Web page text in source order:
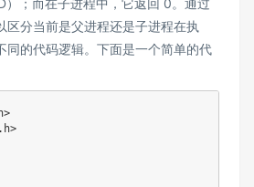
）；而在子进程中，它返回 0。通过
区分当前是父进程还是子进程在执
同的代码逻辑。下面是一个简单的代